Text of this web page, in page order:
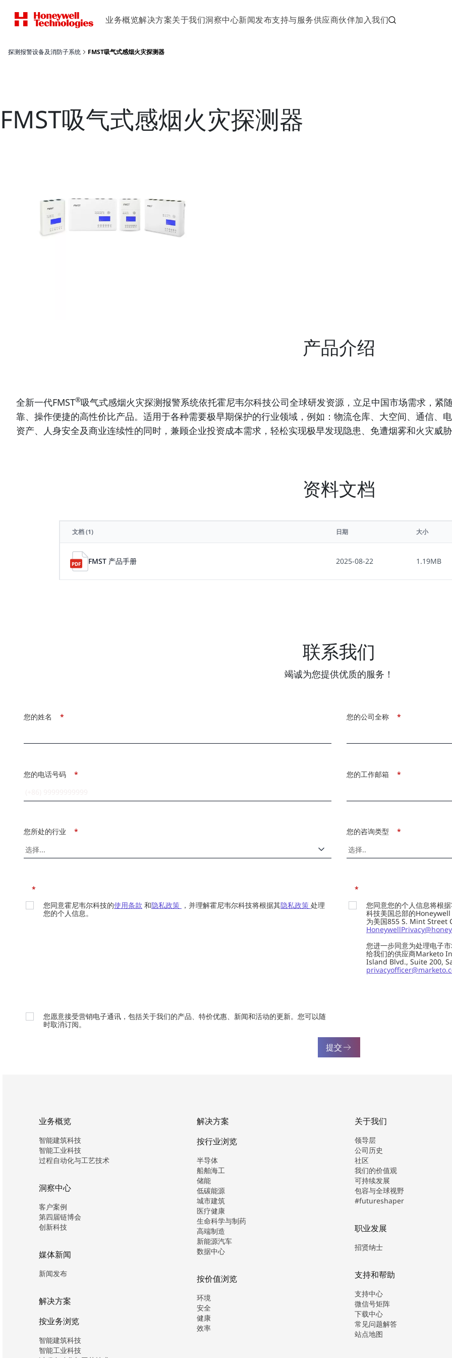
业务概览解决方案关于我们洞察中心新闻发布支持与服务供应商伙伴加入我们
探测报警设备及消防子系统 FMST吸气式感烟火灾探测器
FMST吸气式感烟火灾探测器
产品介绍
全新一代FMST®吸气式感烟火灾探测报警系统依托霍尼韦尔科技公司全球研发资源，立足中国市场需求，紧
靠、操作便捷的高性价比产品。适用于各种需要极早期保护的行业领域，例如：物流仓库、大空间、通信、
资产、人身安全及商业连续性的同时，兼顾企业投资成本需求，轻松实现极早发现隐患、免遭烟雾和火灾威胁
资料文档
文档(1) 日期 大小
FMST 产品手册 2025-08-22 1.19MB
联系我们
竭诚为您提供优质的服务！
*
您的姓名 *
您的公司全称
*
您的电话号码 *
您的工作邮箱
*
您所处的行业 *
您的咨询类型
*
您同意霍尼韦尔科技的使用条款 和隐私政策 ，并理解霍尼韦尔科技将根据其隐私政策 处理
您的个人信息。
*
您同意您的个人信息将根
科技美国总部的
为美国855 S. Mint Street
您进一步同意为处理电子
给我们的供应商Marketo
Island Blvd., Suite 200,
您愿意接受营销电子通讯，包括关于我们的产品、特价优惠、新闻和活动的更新。您可以随
时取消订阅。
提交
业务概览
智能建筑科技
智能工业科技
过程自动化与工艺技术
洞察中心
客户案例
第四届链博会
创新科技
媒体新闻
新闻发布
解决方案
按业务浏览
智能建筑科技
智能工业科技
解决方案
按行业浏览
半导体
船舶海工
储能
低碳能源
城市建筑
医疗健康
生命科学与制药
高端制造
新能源汽车
数据中心
按价值浏览
环境
安全
健康
效率
关于我们
领导层
公司历史
社区
我们的价值观
可持续发展
包容与全球视野
#futureshaper
职业发展
招贤纳士
支持和帮助
支持中心
微信号矩阵
下载中心
常见问题解答
站点地图